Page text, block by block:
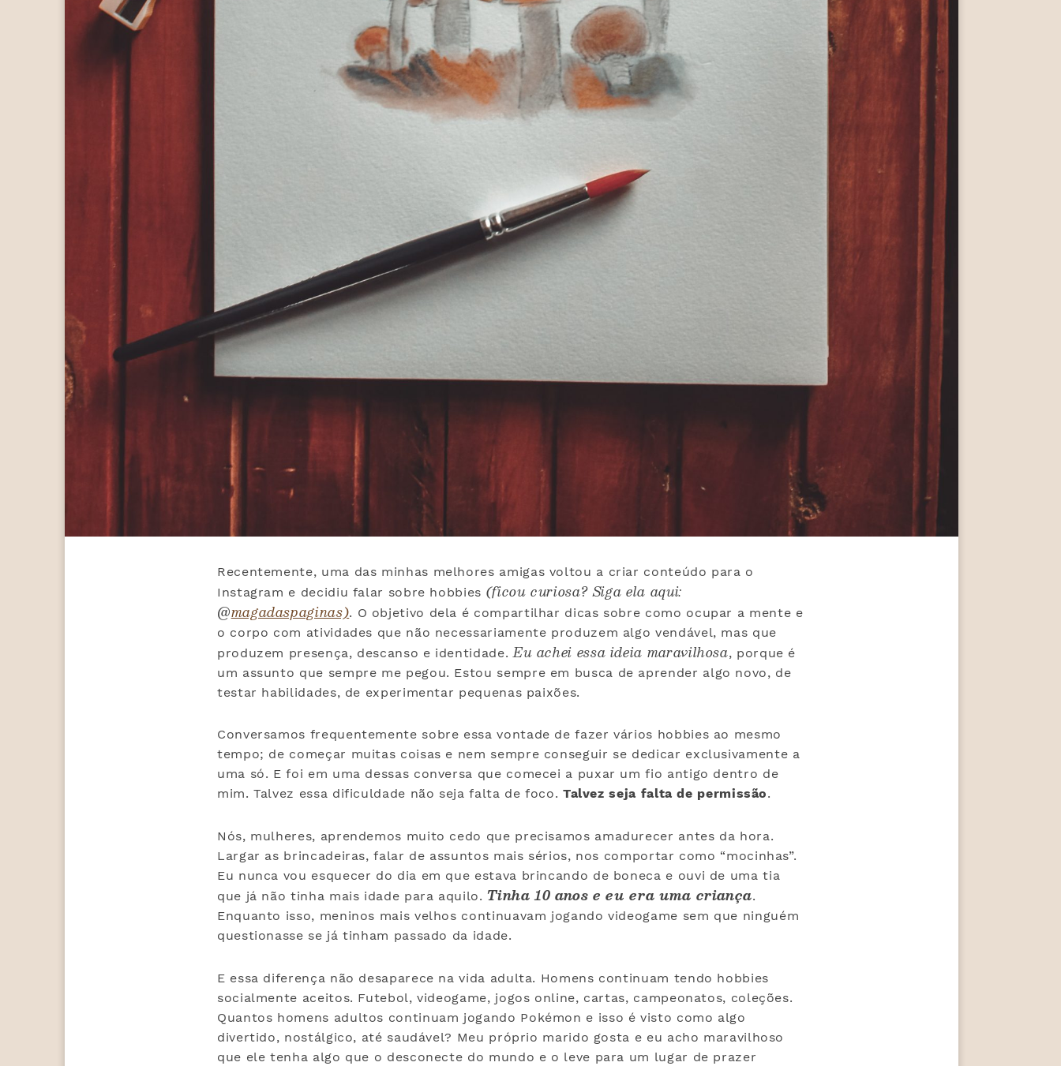
Recentemente, uma das minhas melhores amigas voltou a criar conteúdo para o
Instagram e decidiu falar sobre hobbies (ficou curiosa? Siga ela aqui:
@magadaspaginas). O objetivo dela é compartilhar dicas sobre como ocupar a mente e
o corpo com atividades que não necessariamente produzem algo vendável, mas que
produzem presença, descanso e identidade. Eu achei essa ideia maravilhosa, porque é
um assunto que sempre me pegou. Estou sempre em busca de aprender algo novo, de
testar habilidades, de experimentar pequenas paixões.
Conversamos frequentemente sobre essa vontade de fazer vários hobbies ao mesmo
tempo; de começar muitas coisas e nem sempre conseguir se dedicar exclusivamente a
uma só. E foi em uma dessas conversa que comecei a puxar um fio antigo dentro de
mim. Talvez essa dificuldade não seja falta de foco. Talvez seja falta de permissão.
Nós, mulheres, aprendemos muito cedo que precisamos amadurecer antes da hora.
Largar as brincadeiras, falar de assuntos mais sérios, nos comportar como “mocinhas”.
Eu nunca vou esquecer do dia em que estava brincando de boneca e ouvi de uma tia
que já não tinha mais idade para aquilo.Tinha 10 anos e eu era uma criança.
Enquanto isso, meninos mais velhos continuavam jogando videogame sem que ninguém
questionasse se já tinham passado da idade.
E essa diferença não desaparece na vida adulta. Homens continuam tendo hobbies
socialmente aceitos. Futebol, videogame, jogos online, cartas, campeonatos, coleções.
Quantos homens adultos continuam jogando Pokémon e isso é visto como algo
divertido, nostálgico, até saudável? Meu próprio marido gosta e eu acho maravilhoso
que ele tenha algo que o desconecte do mundo e o leve para um lugar de prazer